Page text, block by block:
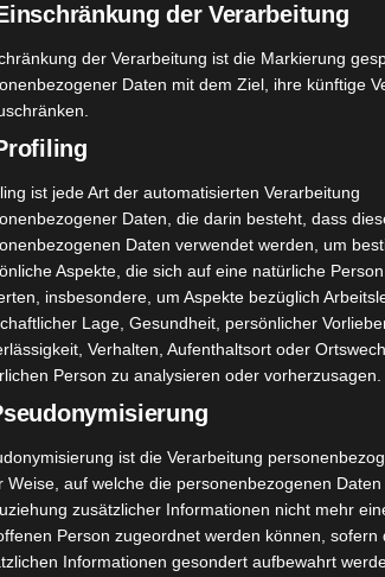
der Verarbeitung
der Verarbeitung ist die Markierung
Daten mit dem Ziel, ihre künftige
ist jede Art der automatisierten Verarbeitung
Daten, die darin besteht, dass
Daten verwendet werden, um
Aspekte, die sich auf eine natürliche
insbesondere, um Aspekte bezüglich
Lage, Gesundheit, persönlicher
Verhalten, Aufenthaltsort oder
Person zu analysieren oder vorherzusagen.
ist die Verarbeitung
Weise, auf welche die personenbezogenen
zusätzlicher Informationen nicht mehr
Person zugeordnet werden können, sofern
Informationen gesondert aufbewahrt